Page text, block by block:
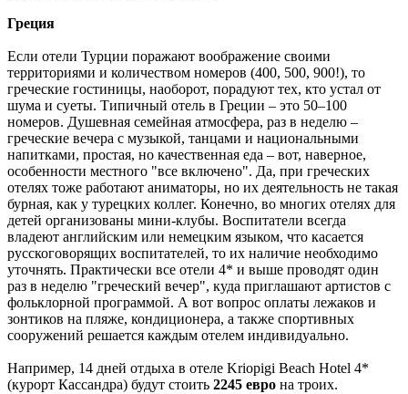
Греция
Если отели Турции поражают воображение своими
территориями и количеством номеров (400, 500, 900!), то
греческие гостиницы, наоборот, порадуют тех, кто устал от
шума и суеты. Типичный отель в Греции – это 50–100
номеров. Душевная семейная атмосфера, раз в неделю –
греческие вечера с музыкой, танцами и национальными
напитками, простая, но качественная еда – вот, наверное,
особенности местного "все включено". Да, при греческих
отелях тоже работают аниматоры, но их деятельность не такая
бурная, как у турецких коллег. Конечно, во многих отелях для
детей организованы мини-клубы. Воспитатели всегда
владеют английским или немецким языком, что касается
русскоговорящих воспитателей, то их наличие необходимо
уточнять. Практически все отели 4* и выше проводят один
раз в неделю "греческий вечер", куда приглашают артистов с
фольклорной программой. А вот вопрос оплаты лежаков и
зонтиков на пляже, кондиционера, а также спортивных
сооружений решается каждым отелем индивидуально.
Например, 14 дней отдыха в отеле Kriopigi Beach Hotel 4*
(курорт Кассандра) будут стоить 2245 евро на троих.